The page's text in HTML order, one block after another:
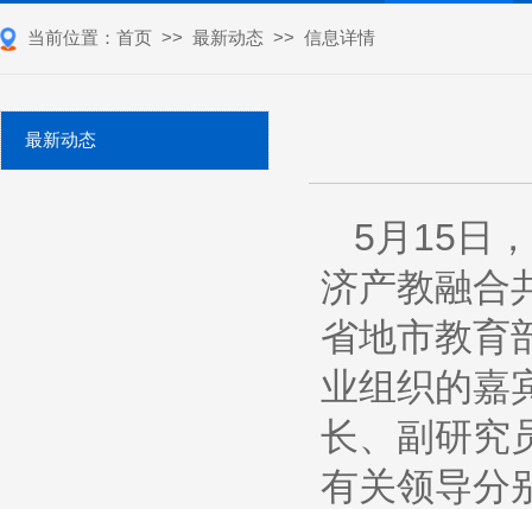
当前位置： 首页 >> 最新动态 >> 信息详情
最新动态
5月15日
济产教融合
省地市教育
业组织的嘉
长、副研究
有关领导分